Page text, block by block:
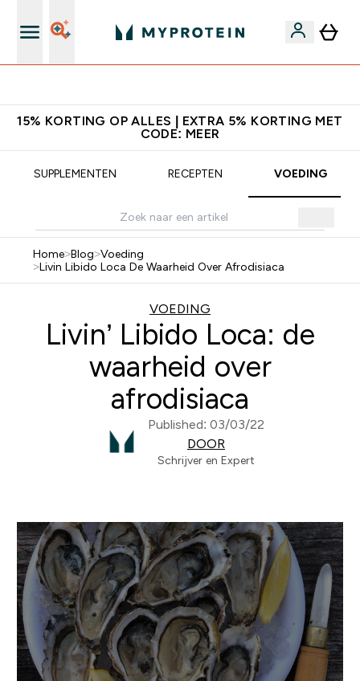
15% KORTING OP ALLES | EXTRA 5% KORTING MET
CODE: MEER
SUPPLEMENTEN RECEPTEN VOEDING
Home>Blog>Voeding
>Livin Libido Loca De Waarheid Over Afrodisiaca
VOEDING
Livin’ Libido Loca: de
waarheid over
afrodisiaca
Published: 03/03/22
DOOR
Schrijver en Expert